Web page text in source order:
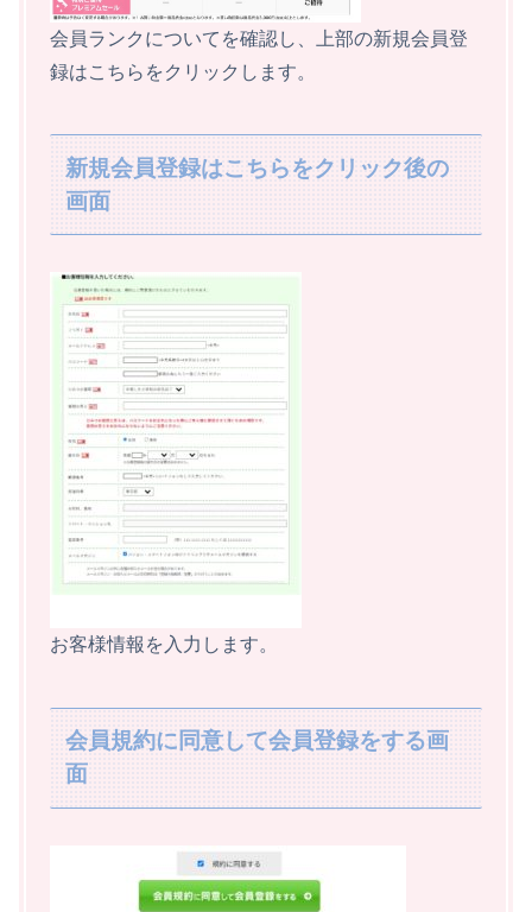
会員ランクについてを確認し、上部の新規会員登
録はこちらをクリックします。
新規会員登録はこちらをクリック後の
画面
お客様情報を入力します。
会員規約に同意して会員登録をする画
面